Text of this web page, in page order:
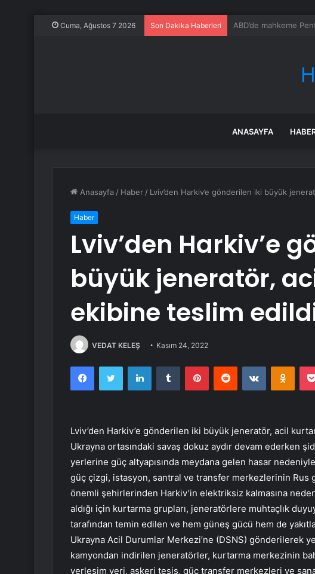
Cuma, Ağustos 7 2026 Son Dakika Haberleri Fethiye Belediye
ANASAYFA
Anasayfa / Haber / Lviv’den Harkiv’e gönderilen iki büyük
Haber
Lviv’den Harkiv’e
büyük jeneratör,
ekibine teslim
VEDAT KELEŞ Kasım 24, 2022
FacebookTwitter LinkedInTumblr PinterestReddit VKontakte
Lviv’den Harkiv’e gönderilen iki büyük jeneratör, acil
Ukrayna ortasındaki savaş dokuz aydır devam ederken
yerlerine güç altyapısında meydana gelen hasar
güç çizgi, istasyon, santral ve transfer merkezlerinin Rus
önemli şehirlerinden Harkiv’in elektriksiz kalmasına
aldığı için kurtarma grupları, jeneratörlere muhtaçlık
tarafından temin edilen ve hem güneş gücü hem de
Ukrayna Acil Durumlar Merkezi’ne (DSNS) gönderilerek
kamyondan indirilen jeneratörler, kurtarma merkezinin
yerleşim yeri, askeri tesis, güç transfer merkezleri ve